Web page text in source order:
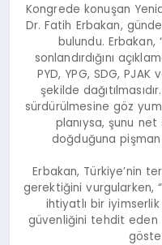
Kongrede konuşan
Dr. Fatih Erbakan,
bulundu. Erbakan,
sonlandırdığını
PYD, YPG, SDG, PJAK
şekilde
sürdürülmesine göz
planıysa, şunu
doğduğuna pişman
Erbakan, Türkiye’nin
gerektiğini vurgularken,
ihtiyatlı bir
güvenliğini tehdit eden